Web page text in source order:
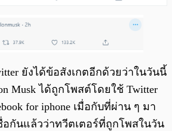
ยังได้ข้อสังเกตอีกด้วยว่าในวันนี้
Musk ได้ถูกโพสต์โดยใช้ Twitter
for iphone เมื่อกับที่ผ่าน ๆ มา
อกันแล้วว่าทวีตเตอร์ที่ถูกโพสในวัน